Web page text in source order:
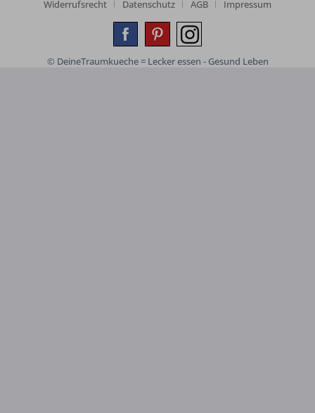
Widerrufsrecht
Datenschutz AGB Impressum
© DeineTraumkueche = Lecker essen - Gesund Leben